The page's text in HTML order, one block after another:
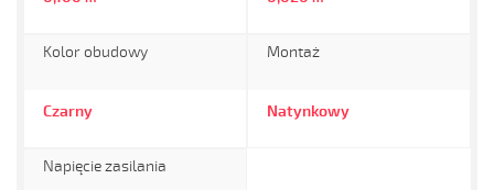
Kolor obudowy
Czarny
Montaż
Natynkowy
Napięcie zasilania